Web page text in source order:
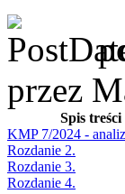
przez
Spis treści
KMP 7/2024 -
Rozdanie 2.
Rozdanie 3.
Rozdanie 4.